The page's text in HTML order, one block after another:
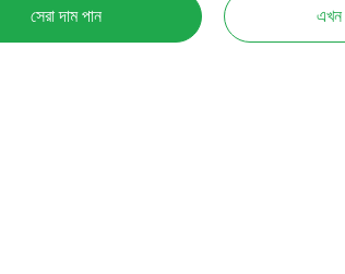
সেরা দাম পান এখন